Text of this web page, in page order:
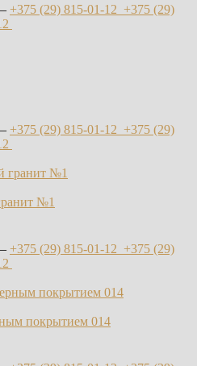
+375 (29) 815-01-12 +375 (29)
+375 (29) 815-01-12 +375 (29)
№1
+375 (29) 815-01-12 +375 (29)
покрытием 014